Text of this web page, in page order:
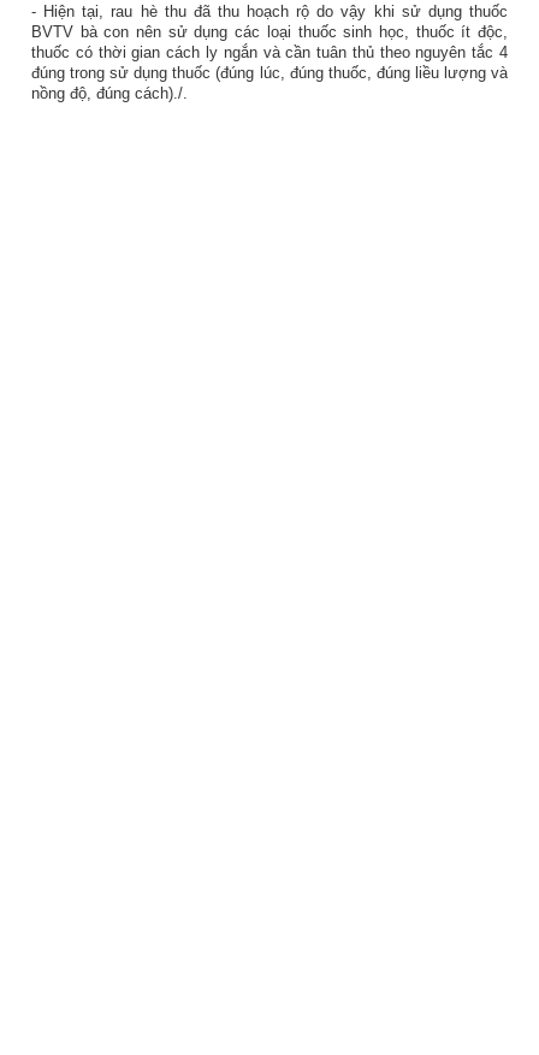
- Hiện tại, rau hè thu đã thu hoạch rộ do vậy khi sử dụng thuốc
BVTV bà con nên sử dụng các loại thuốc sinh học, thuốc ít độc,
thuốc có thời gian cách ly ngắn và cần tuân thủ theo nguyên tắc 4
đúng trong sử dụng thuốc (đúng lúc, đúng thuốc, đúng liều lượng và
nồng độ, đúng cách)./.